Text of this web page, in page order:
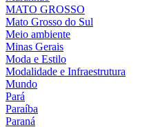
MATO GROSSO
Mato Grosso do Sul
Meio ambiente
Minas Gerais
Moda e Estilo
Modalidade e Infraestrutura
Mundo
Pará
Paraíba
Paraná